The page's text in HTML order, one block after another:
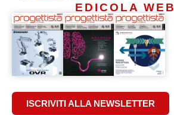
EDICOLA WEB
ISCRIVITI ALLA NEWSLETTER